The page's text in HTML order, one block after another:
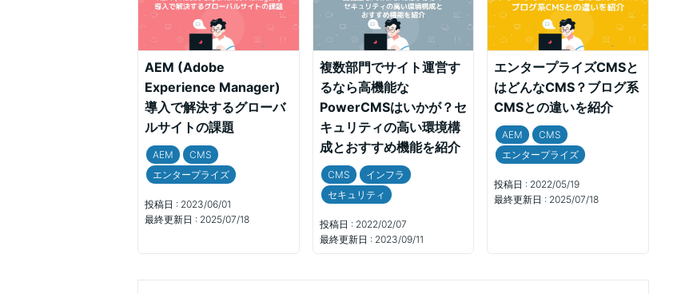
AEM (Adobe
Experience Manager)
導入で解決するグローバ
ルサイトの課題
AEM
CMS
エンタープライズ
投稿日 : 2023/06/01
最終更新日 : 2025/07/18
複数部門でサイト運営す
るなら高機能な
PowerCMSはいかが？セ
キュリティの高い環境構
成とおすすめ機能を紹介
CMS
インフラ
セキュリティ
投稿日 : 2022/02/07
最終更新日 : 2023/09/11
エンタープライズCMSと
はどんなCMS？ブログ系
CMSとの違いを紹介
AEM
CMS
エンタープライズ
投稿日 : 2022/05/19
最終更新日 : 2025/07/18